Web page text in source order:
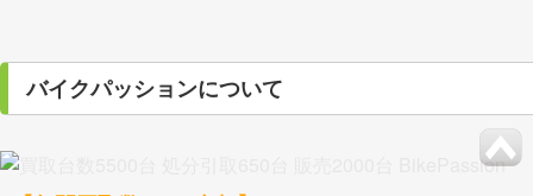
バイクパッションについて